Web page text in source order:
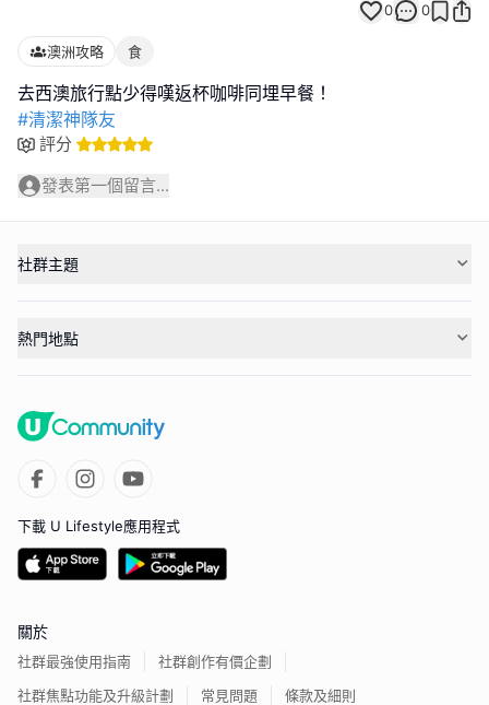
0 0
澳洲攻略 食
#清潔神隊友
評分
發表第一個留言...
社群主題
熱門地點
下載 U Lifestyle應用程式
關於
社群最強使用指南
社群創作有價企劃
社群焦點功能及升級計劃
常見問題 條款及細則